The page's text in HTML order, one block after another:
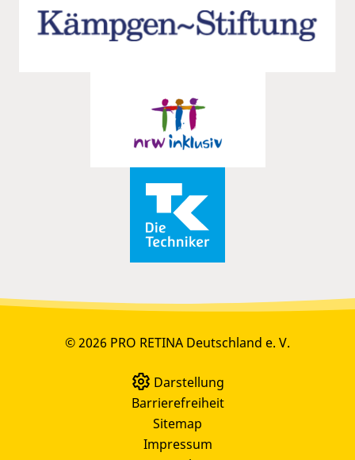
© 2026 PRO RETINA Deutschland e. V.
Darstellung
Barrierefreiheit
Sitemap
Impressum